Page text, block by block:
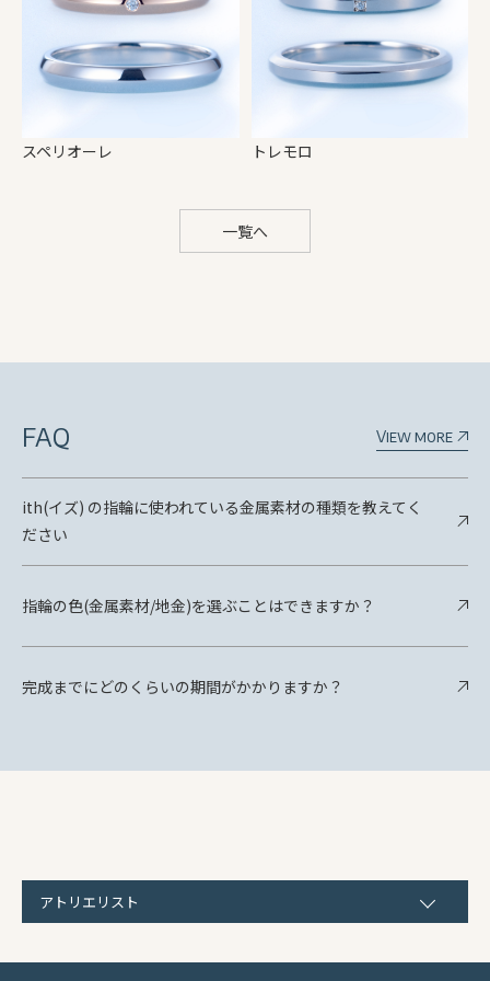
スペリオーレ トレモロ
一覧へ
FAQ View more
ith(イズ) の指輪に使われている金属素材の種類を教えてく
ださい
指輪の色(金属素材/地金)を選ぶことはできますか？
完成までにどのくらいの期間がかかりますか？
アトリエリスト